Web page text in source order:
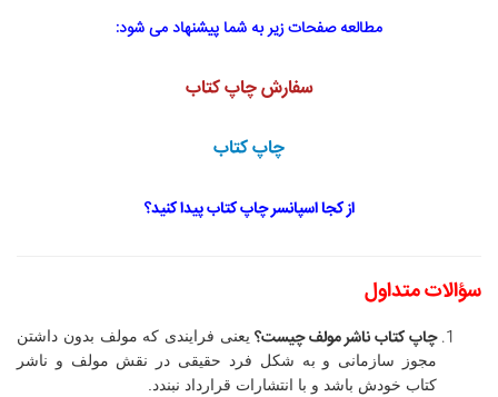
مطالعه صفحات زیر به شما پیشنهاد می شود:
سفارش چاپ کتاب
چاپ کتاب
از کجا اسپانسر چاپ کتاب پیدا کنید؟
سؤالات متداول
چاپ کتاب ناشر مولفچیست؟ یعنی فرایندی که مولف بدون داشتن
مجوز سازمانی و به شکل فرد حقیقی در نقش مولف و ناشر
کتاب خودش باشد و با انتشارات قرارداد نبندد.